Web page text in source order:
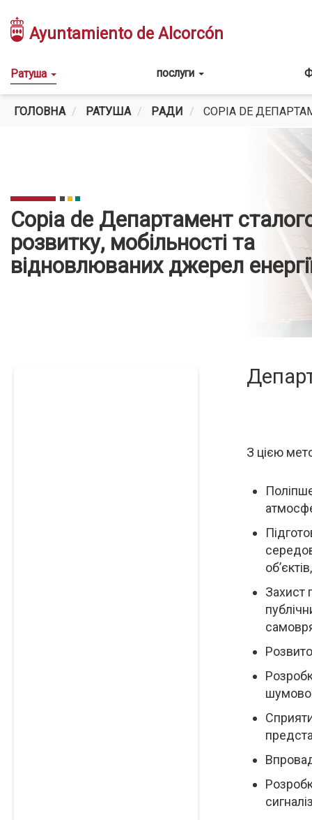
до
основного
Ayuntamiento de Alcorcón
Main
navigation
Ратуша послуги
ГОЛОВНА РАТУША PАДИ COPIA DE
Copia de Департамент
розвитку, мобільності та
відновлюваних джерел
З цією
Захист